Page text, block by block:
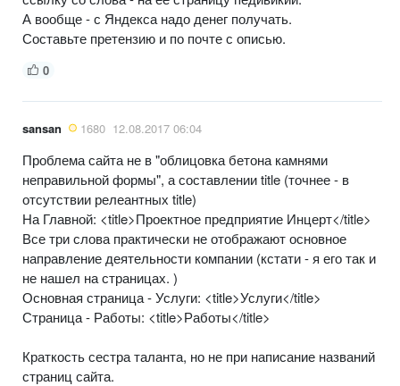
А вообще - с Яндекса надо денег получать.
Составьте претензию и по почте с описью.
0
sansan 1680 12.08.2017 06:04
Проблема сайта не в "облицовка бетона камнями
неправильной формы", а составлении title (точнее - в
отсутствии релеантных title)
На Главной: <title>Проектное предприятие Инцерт</title>
Все три слова практически не отображают основное
направление деятельности компании (кстати - я его так и
не нашел на страницах. )
Основная страница - Услуги: <title>Услуги</title>
Страница - Работы: <title>Работы</title>
Краткость сестра таланта, но не при написание названий
страниц сайта.